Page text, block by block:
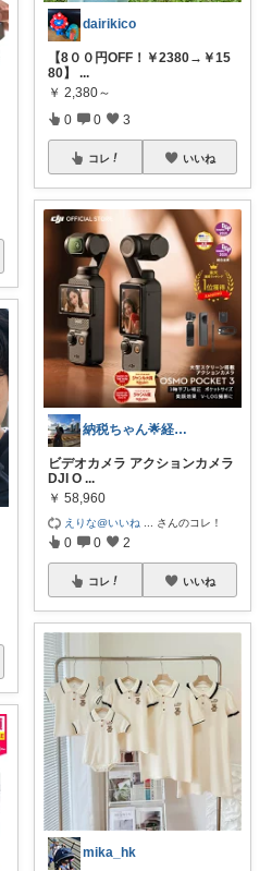
dairikico
【8００円OFF！￥2380→￥15
80】
...
￥ 2,380～
0 0 3
コレ いいね
納税ちゃん🌟経由購入★
ビデオカメラ アクションカメラ
DJI O ...
￥ 58,960
えりな@いいね さんのコレ！
0 0 2
コレ いいね
mika_hk